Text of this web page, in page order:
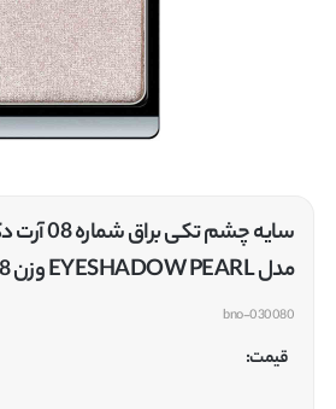
مدل EYESHADOW PEARL وزن 0.8 گرم
bno-030080
قیمت: